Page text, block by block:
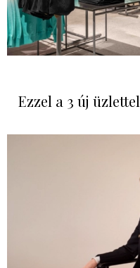
Ezzel a 3 új